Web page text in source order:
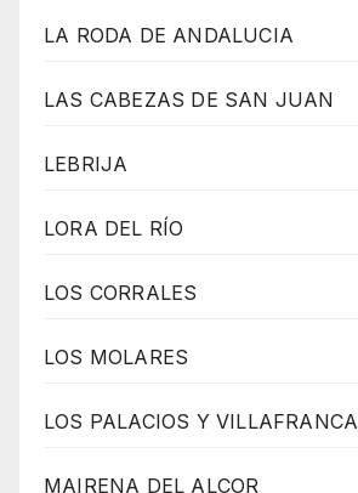
LA RODA DE ANDALUCIA
LAS CABEZAS DE SAN JUAN
LEBRIJA
LORA DEL RÍO
LOS CORRALES
LOS MOLARES
LOS PALACIOS Y VILLAFRANCA
MAIRENA DEL ALCOR